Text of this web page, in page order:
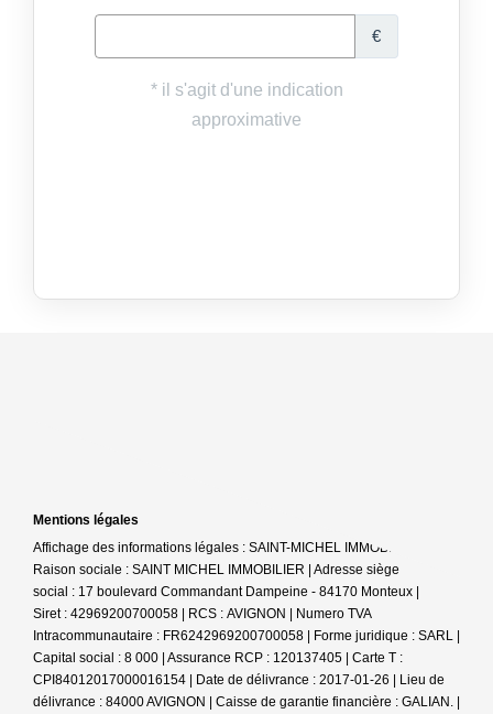
Mentions légales
Affichage des informations légales : SAINT-MICHEL IMMOBILIER |
Raison sociale : SAINT MICHEL IMMOBILIER | Adresse siège
social : 17 boulevard Commandant Dampeine - 84170 Monteux |
Siret : 42969200700058 | RCS : AVIGNON | Numero TVA
Intracommunautaire : FR6242969200700058 | Forme juridique : SARL |
Capital social : 8 000 | Assurance RCP : 120137405 | Carte T :
CPI84012017000016154 | Date de délivrance : 2017-01-26 | Lieu de
délivrance : 84000 AVIGNON | Caisse de garantie financière : GALIAN. |